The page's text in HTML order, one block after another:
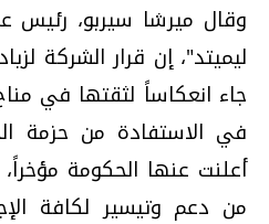
وقال میرشا سيربو، رئيس
ليميتد"، إن قرار الشركة
جاء انعكاساً لثقتها في
في الاستفادة من حزمة
أعلنت عنها الحكومة
من دعم وتيسير لكافة